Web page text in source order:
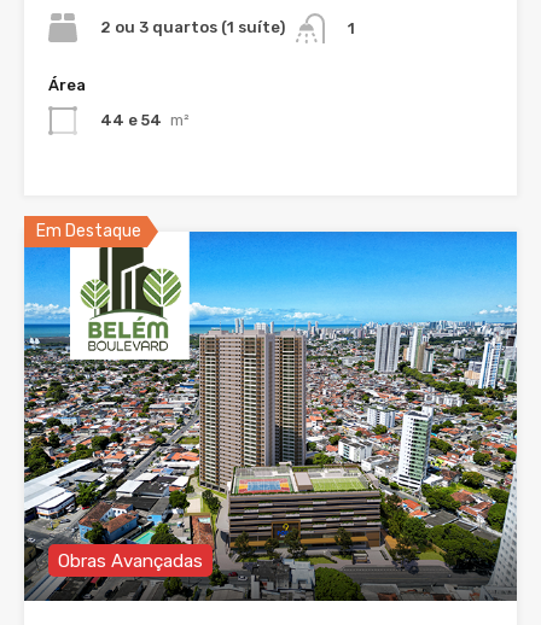
2 ou 3 quartos (1 suíte)
1
Área
44 e 54 m²
Em Destaque
Obras Avançadas